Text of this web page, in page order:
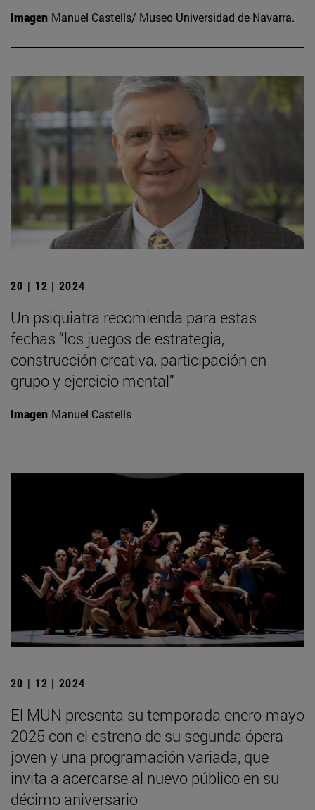
Imagen Manuel Castells/ Museo Universidad de Navarra.
20 | 12 | 2024
Un psiquiatra recomienda para estas
fechas “los juegos de estrategia,
construcción creativa, participación en
grupo y ejercicio mental”
Imagen Manuel Castells
20 | 12 | 2024
El MUN presenta su temporada enero-mayo
2025 con el estreno de su segunda ópera
joven y una programación variada, que
invita a acercarse al nuevo público en su
décimo aniversario